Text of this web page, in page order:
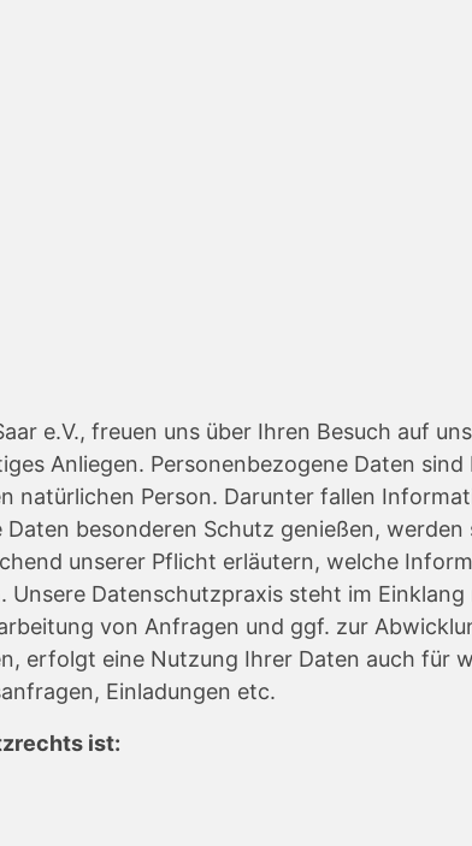
e.V., freuen uns über Ihren Besuch auf
Anliegen. Personenbezogene Daten
natürlichen Person. Darunter fallen
besonderen Schutz genießen,
unserer Pflicht erläutern, welche
Datenschutzpraxis steht im
von Anfragen und ggf. zur
erfolgt eine Nutzung Ihrer Daten auch für
Einladungen etc.
ist: